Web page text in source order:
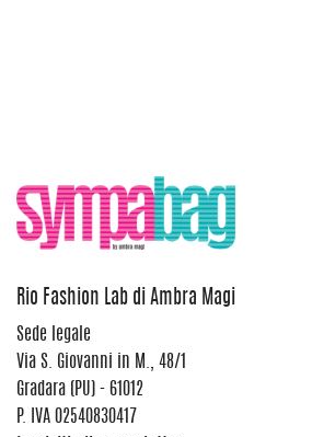
Rio Fashion Lab di Ambra Magi
Sede legale
Via S. Giovanni in M., 48/1
Gradara (PU) - 61012
P. IVA 02540830417